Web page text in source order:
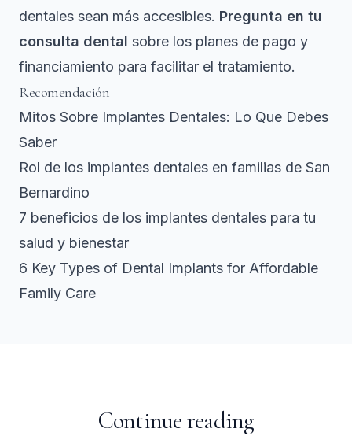
dentales sean más accesibles. Pregunta en tu
consulta dental sobre los planes de pago y
financiamiento para facilitar el tratamiento.
Recomendación
Mitos Sobre Implantes Dentales: Lo Que Debes
Saber
Rol de los implantes dentales en familias de San
Bernardino
7 beneficios de los implantes dentales para tu
salud y bienestar
6 Key Types of Dental Implants for Affordable
Family Care
Continue reading